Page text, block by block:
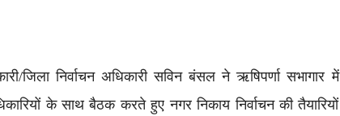
जिला निर्वाचन अधिकारी सविन बंसल ने ऋषिपर्णा सभागार में
के साथ बैठक करते हुए नगर निकाय निर्वाचन की तैयारियों